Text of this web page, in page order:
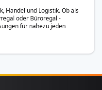
Handel und Logistik. Ob als
oder Büroregal -
für nahezu jeden